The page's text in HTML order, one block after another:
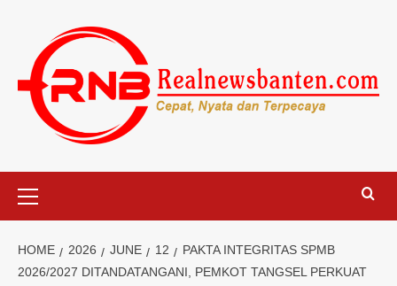
content
Menu
HOME 2026 JUNE 12
PAKTA INTEGRITAS SPMB
2026/2027 DITANDATANGANI, PEMKOT TANGSEL PERKUAT